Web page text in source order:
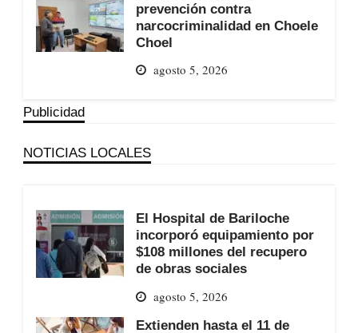
prevención contra
narcocriminalidad en Choele
Choel
agosto 5, 2026
Publicidad
NOTICIAS LOCALES
El Hospital de Bariloche
incorporó equipamiento por
$108 millones del recupero
de obras sociales
agosto 5, 2026
Extienden hasta el 11 de